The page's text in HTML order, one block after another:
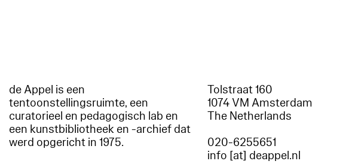
de Appel is een
tentoonstellingsruimte, een
curatorieel en pedagogisch lab en
een kunstbibliotheek en -archief dat
werd opgericht in 1975.
Tolstraat 160
1074 VM Amsterdam
The Netherlands
020-6255651
info [at] deappel.nl